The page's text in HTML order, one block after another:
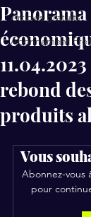
Articles gratuits
Abonnement
rebond
produits
Vous
Abonnez-vous
pour